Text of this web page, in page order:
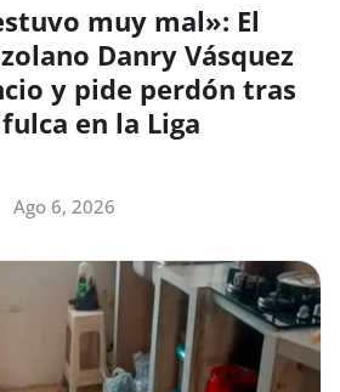
muy mal»: El
Danry Vásquez
y pide perdón tras
en la Liga
Ago 6, 2026